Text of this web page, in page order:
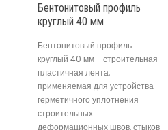
Бентонитовый профиль
круглый 40 мм
Бентонитовый профиль
круглый 40 мм - строительная
пластичная лента,
применяемая для устройства
герметичного уплотнения
строительных
деформационных швов, стыков